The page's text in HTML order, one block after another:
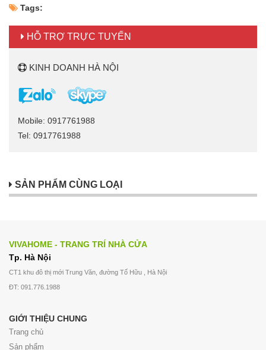
Tags:
HỖ TRỢ TRỰC TUYẾN
KINH DOANH HÀ NỘI
Mobile: 0917761988
Tel: 0917761988
SẢN PHẨM CÙNG LOẠI
VIVAHOME - TRANG TRÍ NHÀ CỬA
Tp. Hà Nội
CT1 khu đô thị mới Trung Văn, đường Tố Hữu , Hà Nội
ĐT: 091.776.1988
GIỚI THIỆU CHUNG
Trang chủ
Sản phẩm